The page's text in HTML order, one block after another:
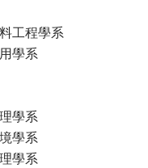
工程學系
學系
學系
學系
學系